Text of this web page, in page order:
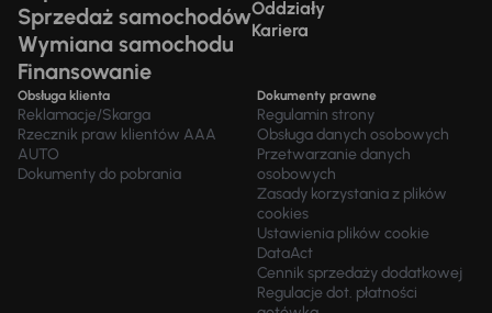
Sprzedaż samochodów
Wymiana samochodu
Finansowanie
Oddziały
Kariera
Obsługa klienta
Reklamacje/Skarga
Rzecznik praw klientów AAA
AUTO
Dokumenty do pobrania
Dokumenty prawne
Regulamin strony
Obsługa danych osobowych
Przetwarzanie danych
osobowych
Zasady korzystania z plików
cookies
Ustawienia plików cookie
DataAct
Cennik sprzedaży dodatkowej
Regulacje dot. płatności